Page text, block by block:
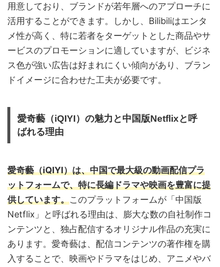
用意しており、ブランドが若年層へのアプローチに
活用することができます。しかし、Bilibiliはエンタ
メ性が高く、特に若者をターゲットとした商品やサ
ービスのプロモーションに適していますが、ビジネ
ス色が強い広告は好まれにくい傾向があり、ブラン
ドイメージに合わせた工夫が必要です。
愛奇藝（iQIYI）の魅力と中国版Netflixと呼
ばれる理由
愛奇藝（iQIYI）は、中国で最大級の動画配信プラ
ットフォームで、特に長編ドラマや映画を豊富に提
供しています。このプラットフォームが「中国版
Netflix」と呼ばれる理由は、膨大な数の自社制作コ
ンテンツと、独占配信するオリジナル作品の充実に
あります。愛奇藝は、配信コンテンツの著作権を購
入することで、映画やドラマをはじめ、アニメやバ